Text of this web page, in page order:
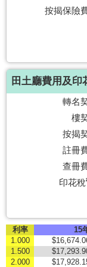
關
於
我
按揭保險
田土廳費用及印
轉名
樓
按揭
註冊
查冊
印花稅
利率 15
1.000
1.500
2.000